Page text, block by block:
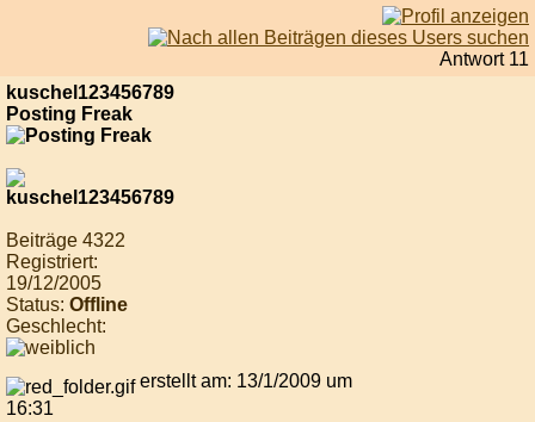
Antwort 11
kuschel123456789
Posting Freak
Beiträge 4322
Registriert:
19/12/2005
Status: Offline
Geschlecht:
erstellt am: 13/1/2009 um
16:31